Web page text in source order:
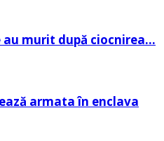
au murit după ciocnirea…
armata în enclava